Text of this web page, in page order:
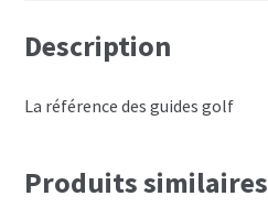
Description
La référence des guides golf
Produits similaires